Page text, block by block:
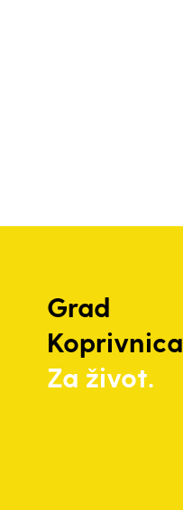
Grad
Koprivnica
Za život.